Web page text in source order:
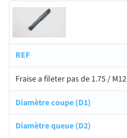
Fraise a fileter pas de 1.75 / M12